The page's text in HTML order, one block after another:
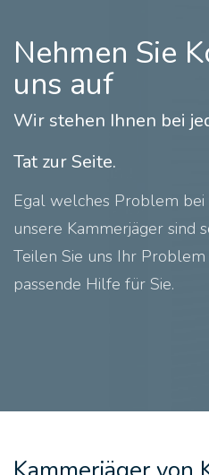
Nehmen Sie
uns auf
Wir stehen Ihnen bei
Tat zur Seite.
Egal welches Problem
unsere Kammerjäger sind
Teilen Sie uns Ihr
passende Hilfe für Sie.